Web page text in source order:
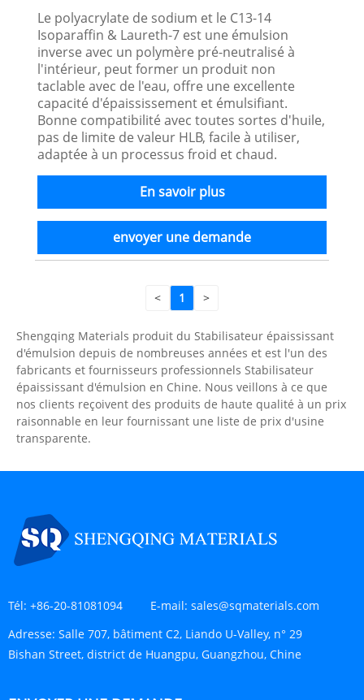
Le polyacrylate de sodium et le C13-14
Isoparaffin & Laureth-7 est une émulsion
inverse avec un polymère pré-neutralisé à
l'intérieur, peut former un produit non
taclable avec de l'eau, offre une excellente
capacité d'épaississement et émulsifiant.
Bonne compatibilité avec toutes sortes d'huile,
pas de limite de valeur HLB, facile à utiliser,
adaptée à un processus froid et chaud.
En savoir plus
envoyer une demande
< 1 >
Shengqing Materials produit du Stabilisateur épaississant
d'émulsion depuis de nombreuses années et est l'un des
fabricants et fournisseurs professionnels Stabilisateur
épaississant d'émulsion en Chine. Nous veillons à ce que
nos clients reçoivent des produits de haute qualité à un prix
raisonnable en leur fournissant une liste de prix d'usine
transparente.
Tél: +86-20-81081094 E-mail: sales@sqmaterials.com
Adresse: Salle 707, bâtiment C2, Liando U-Valley, n° 29
Bishan Street, district de Huangpu, Guangzhou, Chine